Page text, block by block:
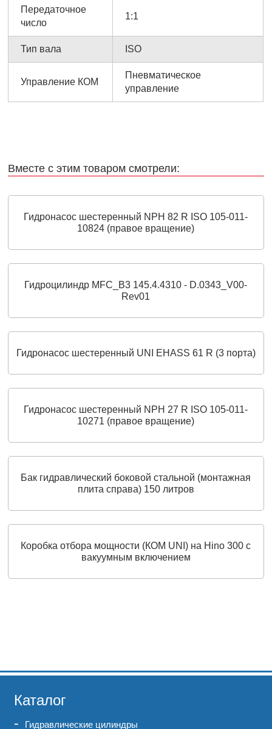
Передаточное
число
1:1
Тип вала ISO
Управление КОМ
Пневматическое
управление
Вместе с этим товаром смотрели:
Гидронасос шестеренный NPH 82 R ISO 105-011-
10824 (правое вращение)
Гидроцилиндр MFC_B3 145.4.4310 - D.0343_V00-
Rev01
Гидронасос шестеренный UNI EHASS 61 R (3 порта)
Гидронасос шестеренный NPH 27 R ISO 105-011-
10271 (правое вращение)
Бак гидравлический боковой стальной (монтажная
плита справа) 150 литров
Коробка отбора мощности (КОМ UNI) на Hino 300 с
вакуумным включением
Каталог
Гидравлические цилиндры